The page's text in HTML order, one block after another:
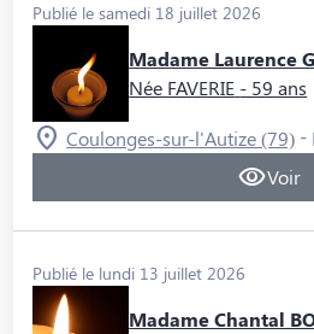
Publié le samedi 18 juillet 2026
Madame Laurence
Née FAVERIE - 59 ans
Coulonges-sur-l'Autize (79) -
Voir
Publié le lundi 13 juillet 2026
Madame Chantal